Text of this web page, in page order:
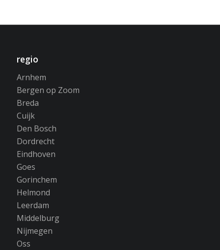
regio
Arnhem
Bergen op Zoom
Breda
Cuijk
Den Bosch
Dordrecht
Eindhoven
Goes
Gorinchem
Helmond
Leerdam
Middelburg
Nijmegen
Oss